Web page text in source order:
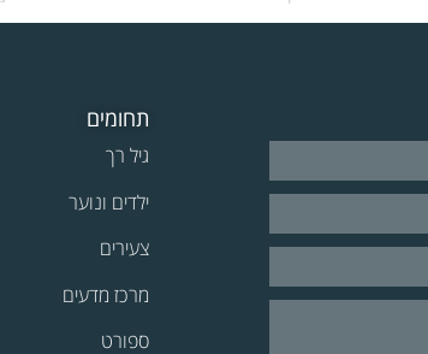
תחומים
גיל רך
ילדים ונוער
צעירים
מרכז מדעים
ספורט